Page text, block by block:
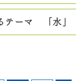
テーマ 「水」